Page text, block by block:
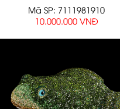
Mã SP: 7111981910
10.000.000 VNĐ